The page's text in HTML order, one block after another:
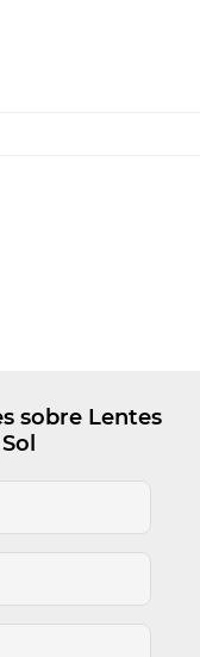
sobre Lentes